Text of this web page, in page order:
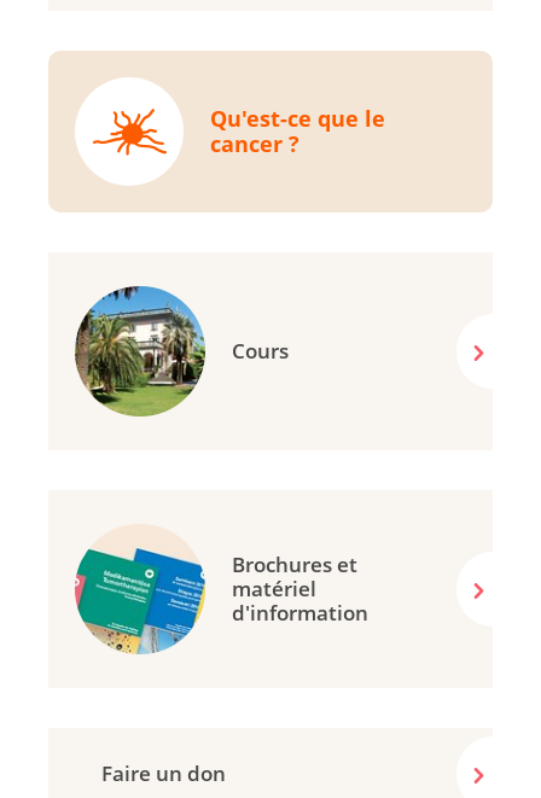
Qu'est-ce que le
cancer ?
Cours
Brochures et
matériel
d'information
Faire un don